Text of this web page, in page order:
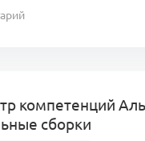
компетенций
сборки